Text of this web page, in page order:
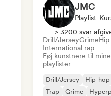
JMC
Playlist-
> 3200 svar
Drill/JerseyGrime
International rap
Føj kunstnere til
playlister
Drill/Jersey Hip-hop
Trap
Grime